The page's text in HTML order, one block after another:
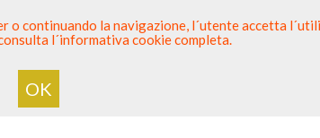
>Campania
o continuando la navigazione, l´utente accetta
l´informativa cookie completa.
OK